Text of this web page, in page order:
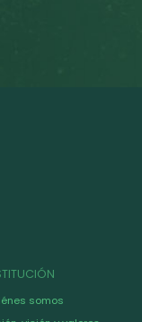
somos